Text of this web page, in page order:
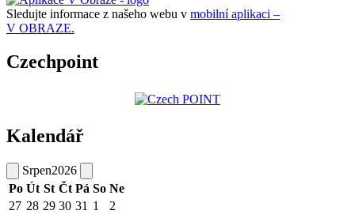
Sledujte informace z našeho webu v mobilní aplikaci –
V OBRAZE.
Czechpoint
Kalendář
Srpen2026
Po Út St Čt Pá So Ne
27 28 29 30 31 1
2